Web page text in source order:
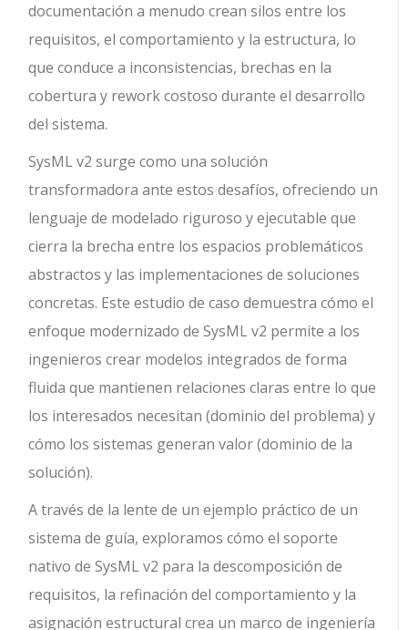
documentación a menudo crean silos entre los
requisitos, el comportamiento y la estructura, lo
que conduce a inconsistencias, brechas en la
cobertura y rework costoso durante el desarrollo
del sistema.
SysML v2 surge como una solución
transformadora ante estos desafíos, ofreciendo un
lenguaje de modelado riguroso y ejecutable que
cierra la brecha entre los espacios problemáticos
abstractos y las implementaciones de soluciones
concretas. Este estudio de caso demuestra cómo el
enfoque modernizado de SysML v2 permite a los
ingenieros crear modelos integrados de forma
fluida que mantienen relaciones claras entre lo que
los interesados necesitan (dominio del problema) y
cómo los sistemas generan valor (dominio de la
solución).
A través de la lente de un ejemplo práctico de un
sistema de guía, exploramos cómo el soporte
nativo de SysML v2 para la descomposición de
requisitos, la refinación del comportamiento y la
asignación estructural crea un marco de ingeniería